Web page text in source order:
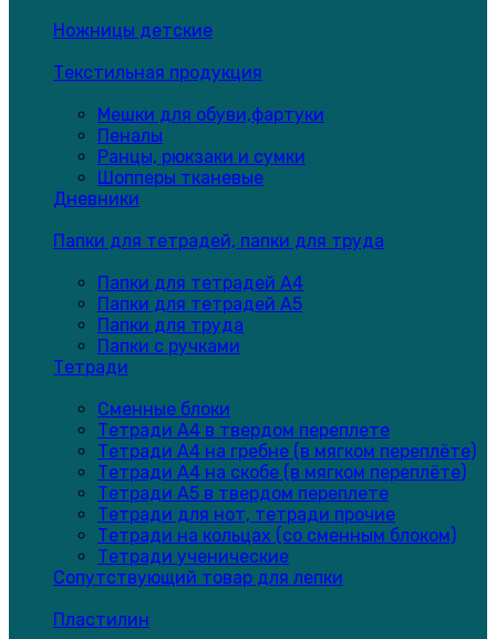
Ножницы детские
Текстильная продукция
Мешки для обуви,фартуки
Пеналы
Ранцы, рюкзаки и сумки
Шопперы тканевые
Дневники
Папки для тетрадей, папки для труда
Папки для тетрадей А4
Папки для тетрадей А5
Папки для труда
Папки с ручками
Тетради
Сменные блоки
Тетради А4 в твердом переплете
Тетради А4 на гребне (в мягком переплёте)
Тетради А4 на скобе (в мягком переплёте)
Тетради А5 в твердом переплете
Тетради для нот, тетради прочие
Тетради на кольцах (со сменным блоком)
Тетради ученические
Сопутствующий товар для лепки
Пластилин